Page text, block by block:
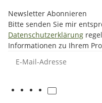
Newsletter Abonnieren
Bitte senden Sie mir
Datenschutzerklärung
Informationen zu Ihrem